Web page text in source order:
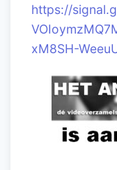
https://
xM8SH-